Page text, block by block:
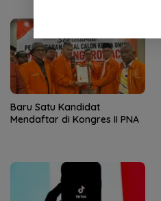
Baru Satu Kandidat
Mendaftar di Kongres II PNA